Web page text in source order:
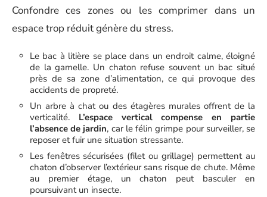
Confondre ces zones ou les comprimer dans un
espace trop réduit génère du stress.
Le bac à litière se place dans un endroit calme, éloigné
de la gamelle. Un chaton refuse souvent un bac situé
près de sa zone d’alimentation, ce qui provoque des
accidents de propreté.
Un arbre à chat ou des étagères murales offrent de la
verticalité. L’espace vertical compense en partie
l’absence de jardin, car le félin grimpe pour surveiller, se
reposer et fuir une situation stressante.
Les fenêtres sécurisées (filet ou grillage) permettent au
chaton d’observer l’extérieur sans risque de chute. Même
au premier étage, un chaton peut basculer en
poursuivant un insecte.